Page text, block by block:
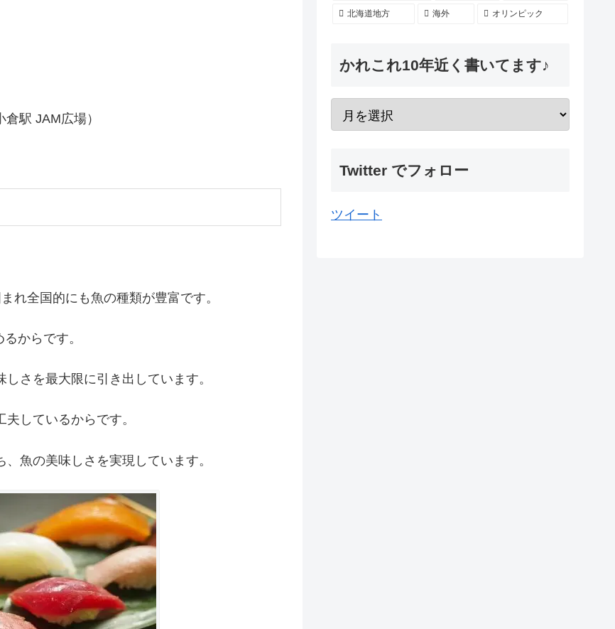
駅 JAM広場）
れ全国的にも魚の種類が豊富です。
からです。
さを最大限に引き出しています。
しているからです。
魚の美味しさを実現しています。
北海道地方 海外 オリンピック
かれこれ10年近く書いてます♪
Twitter でフォロー
ツイート